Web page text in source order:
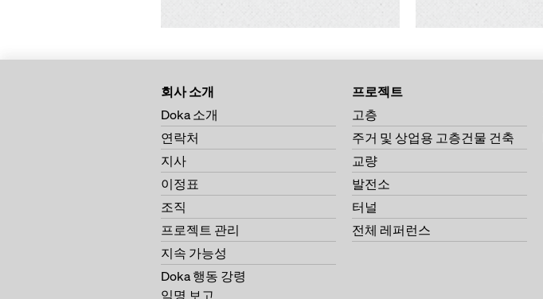
회사 소개
Doka 소개
연락처
지사
이정표
조직
프로젝트 관리
지속 가능성
Doka 행동 강령
익명 보고
프로젝트
고층
주거 및 상업용 고층건물 건축
교량
발전소
터널
전체 레퍼런스